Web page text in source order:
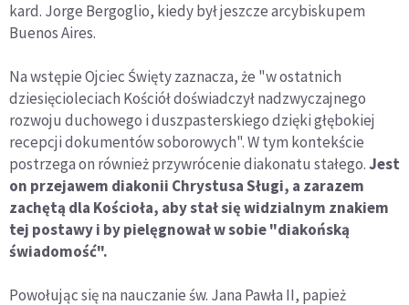
kard. Jorge Bergoglio, kiedy był jeszcze arcybiskupem
Buenos Aires.
Na wstępie Ojciec Święty zaznacza, że "w ostatnich
dziesięcioleciach Kościół doświadczył nadzwyczajnego
rozwoju duchowego i duszpasterskiego dzięki głębokiej
recepcji dokumentów soborowych". W tym kontekście
postrzega on również przywrócenie diakonatu stałego.Jest
on przejawem diakonii Chrystusa Sługi, a zarazem
zachętą dla Kościoła, aby stał się widzialnym znakiem
tej postawy i by pielęgnował w sobie "diakońską
świadomość".
Powołując się na nauczanie św. Jana Pawła II, papież